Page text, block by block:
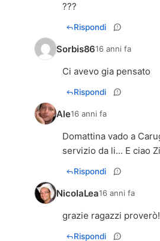
???
Rispondi
Sorbis8616 anni fa
Ci avevo gia pensato
Rispondi
Ale16 anni fa
Domattina vado a
servizio da li... E ciao
Rispondi
NicolaLea16 anni fa
grazie ragazzi proverò!
Rispondi